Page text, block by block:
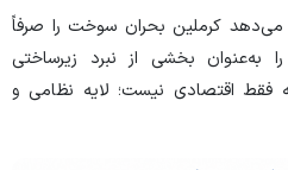
می‌دهد کرملین بحران سوخت را صرفاً
به‌عنوان بخشی از نبرد زیرساختی
فقط اقتصادی نیست؛ لایه نظامی و